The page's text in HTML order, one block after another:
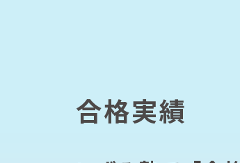
いずみ塾の目指す教育
小学生
合格実績